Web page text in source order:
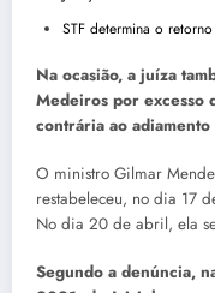
STF determina o
Na ocasião, a juíza
Medeiros por excesso
contrária ao
O ministro Gilmar
restabeleceu, no dia 17
No dia 20 de abril, ela
Segundo a denúncia,